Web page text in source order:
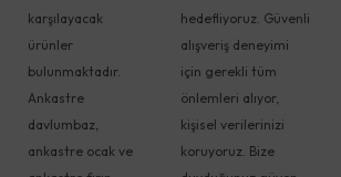
karşılayacak
ürünler
bulunmaktadır.
Ankastre
davlumbaz,
ankastre ocak ve
hedefliyoruz. Güvenli
alışveriş deneyimi
için gerekli tüm
önlemleri alıyor,
kişisel verilerinizi
koruyoruz. Bize